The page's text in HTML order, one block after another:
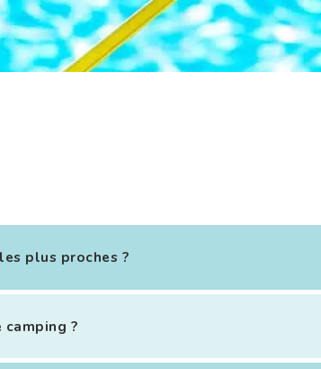
plus proches ?
?